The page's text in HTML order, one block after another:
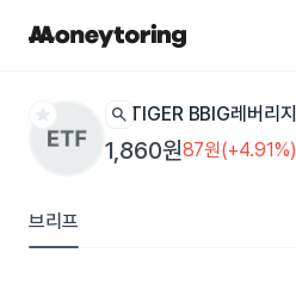
star search TIGER BBIG레버리지
1,860원87원(+4.91%)
브리프